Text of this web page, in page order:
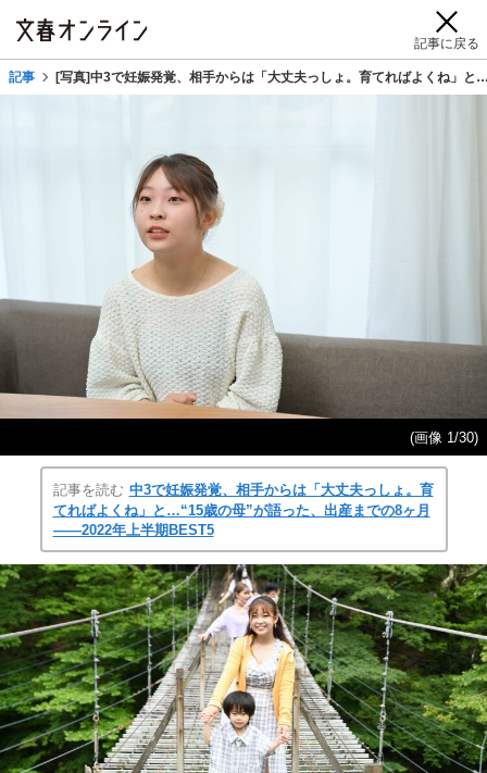
記事に戻る
記事 [写真]中3で妊娠発覚、相手からは「大丈夫っしょ。育てればよくね」
(画像 1/30)
記事を読む 中3で妊娠発覚、相手からは「大丈夫っしょ。育
てればよくね」と…“15歳の母”が語った、出産までの8ヶ月
――2022年上半期BEST5